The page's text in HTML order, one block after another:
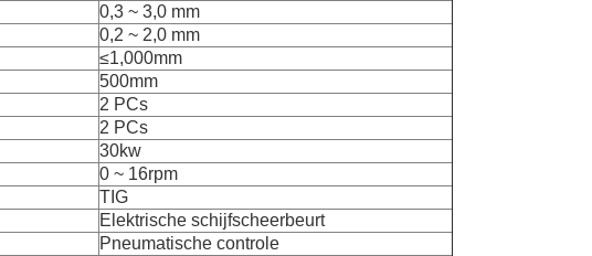
0,3 ~ 3,0 mm
0,2 ~ 2,0 mm
≤1,000mm
500mm
2 PCs
2 PCs
30kw
0 ~ 16rpm
TIG
Elektrische schijfscheerbeurt
Pneumatische controle